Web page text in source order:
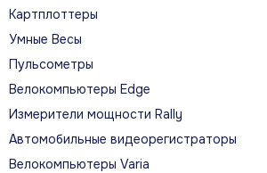
Картплоттеры
Умные Весы
Пульсометры
Велокомпьютеры Edge
Измерители мощности Rally
Автомобильные видеорегистраторы
Велокомпьютеры Varia